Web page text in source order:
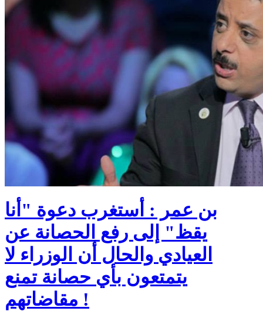
بن عمر : أستغرب دعوة "أنا
يقظ" إلى رفع الحصانة عن
العيادي والحال أن الوزراء لا
يتمتعون بأي حصانة تمنع
مقاضاتهم !